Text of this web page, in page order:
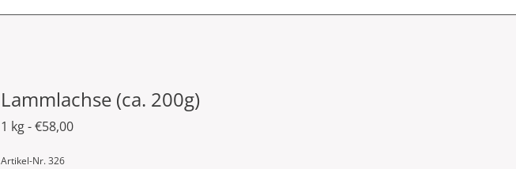
Lammlachse (ca. 200g)
1 kg - €58,00
Artikel-Nr. 326